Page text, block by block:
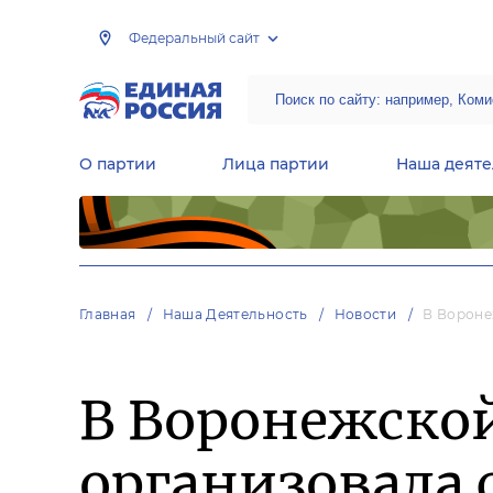
Федеральный сайт
О партии Лица партии Наша
Главная Наша Деятельность Новости В
В